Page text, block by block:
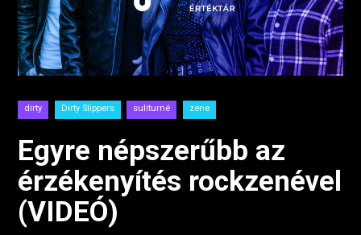
dirty Dirty Slippers suliturné zene
Egyre népszerűbb az
érzékenyítés rockzenével
(VIDEÓ)